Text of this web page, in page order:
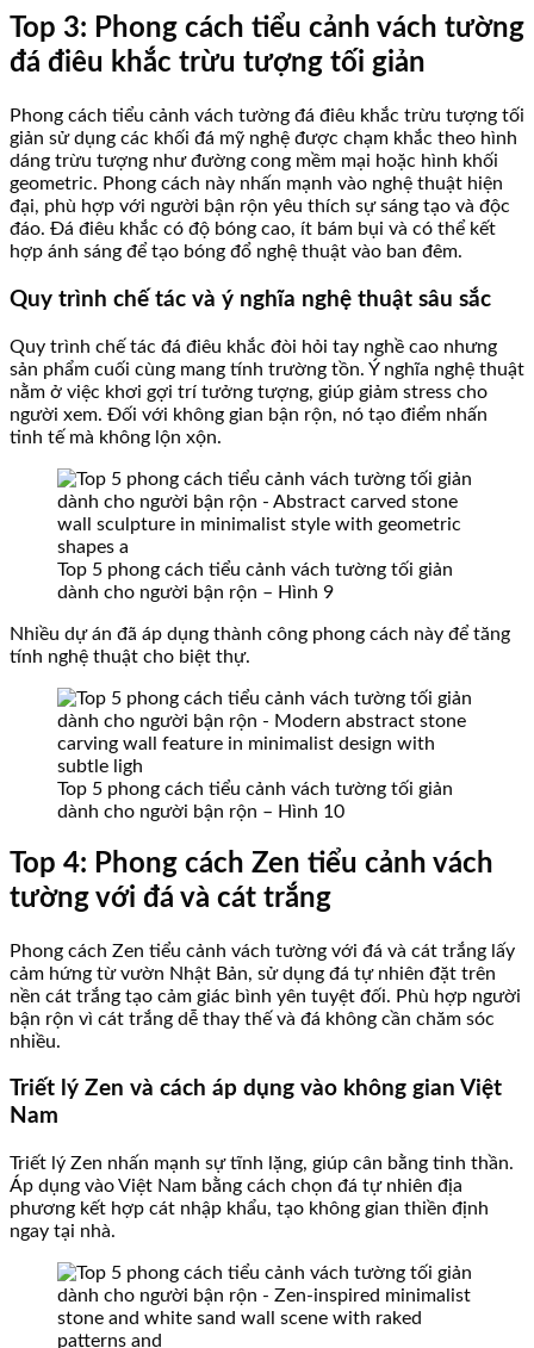
Top 3: Phong cách tiểu cảnh vách tường
đá điêu khắc trừu tượng tối giản
Phong cách tiểu cảnh vách tường đá điêu khắc trừu tượng tối
giản sử dụng các khối đá mỹ nghệ được chạm khắc theo hình
dáng trừu tượng như đường cong mềm mại hoặc hình khối
geometric. Phong cách này nhấn mạnh vào nghệ thuật hiện
đại, phù hợp với người bận rộn yêu thích sự sáng tạo và độc
đáo. Đá điêu khắc có độ bóng cao, ít bám bụi và có thể kết
hợp ánh sáng để tạo bóng đổ nghệ thuật vào ban đêm.
Quy trình chế tác và ý nghĩa nghệ thuật sâu sắc
Quy trình chế tác đá điêu khắc đòi hỏi tay nghề cao nhưng
sản phẩm cuối cùng mang tính trường tồn. Ý nghĩa nghệ thuật
nằm ở việc khơi gợi trí tưởng tượng, giúp giảm stress cho
người xem. Đối với không gian bận rộn, nó tạo điểm nhấn
tinh tế mà không lộn xộn.
Top 5 phong cách tiểu cảnh vách tường tối giản
dành cho người bận rộn – Hình 9
Nhiều dự án đã áp dụng thành công phong cách này để tăng
tính nghệ thuật cho biệt thự.
Top 5 phong cách tiểu cảnh vách tường tối giản
dành cho người bận rộn – Hình 10
Top 4: Phong cách Zen tiểu cảnh vách
tường với đá và cát trắng
Phong cách Zen tiểu cảnh vách tường với đá và cát trắng lấy
cảm hứng từ vườn Nhật Bản, sử dụng đá tự nhiên đặt trên
nền cát trắng tạo cảm giác bình yên tuyệt đối. Phù hợp người
bận rộn vì cát trắng dễ thay thế và đá không cần chăm sóc
nhiều.
Triết lý Zen và cách áp dụng vào không gian Việt
Nam
Triết lý Zen nhấn mạnh sự tĩnh lặng, giúp cân bằng tinh thần.
Áp dụng vào Việt Nam bằng cách chọn đá tự nhiên địa
phương kết hợp cát nhập khẩu, tạo không gian thiền định
ngay tại nhà.